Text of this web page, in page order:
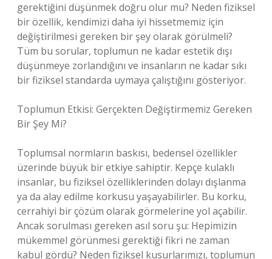
gerektiğini düşünmek doğru olur mu? Neden fiziksel
bir özellik, kendimizi daha iyi hissetmemiz için
değiştirilmesi gereken bir şey olarak görülmeli?
Tüm bu sorular, toplumun ne kadar estetik dışı
düşünmeye zorlandığını ve insanların ne kadar sıkı
bir fiziksel standarda uymaya çalıştığını gösteriyor.
Toplumun Etkisi: Gerçekten Değiştirmemiz Gereken
Bir Şey Mi?
Toplumsal normların baskısı, bedensel özellikler
üzerinde büyük bir etkiye sahiptir. Kepçe kulaklı
insanlar, bu fiziksel özelliklerinden dolayı dışlanma
ya da alay edilme korkusu yaşayabilirler. Bu korku,
cerrahiyi bir çözüm olarak görmelerine yol açabilir.
Ancak sorulması gereken asıl soru şu: Hepimizin
mükemmel görünmesi gerektiği fikri ne zaman
kabul gördü? Neden fiziksel kusurlarımızı, toplumun